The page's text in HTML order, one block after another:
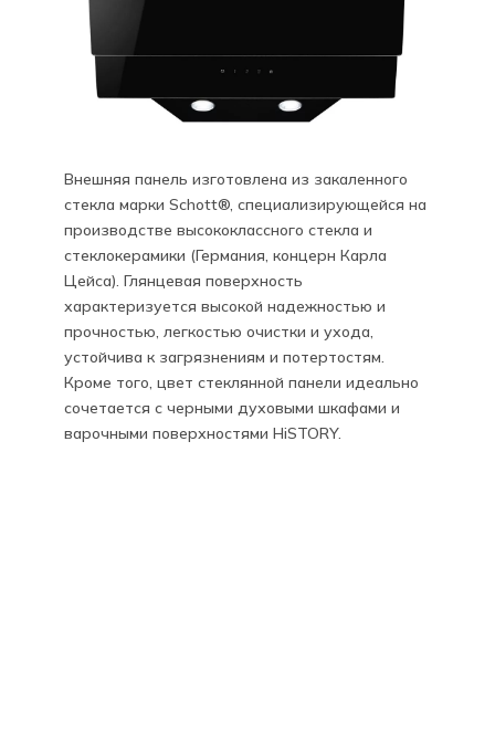
Внешняя панель изготовлена из закаленного
стекла марки Schott®, специализирующейся на
производстве высококлассного стекла и
стеклокерамики (Германия, концерн Карла
Цейса). Глянцевая поверхность
характеризуется высокой надежностью и
прочностью, легкостью очистки и ухода,
устойчива к загрязнениям и потертостям.
Кроме того, цвет стеклянной панели идеально
сочетается с черными духовыми шкафами и
варочными поверхностями HiSTORY.